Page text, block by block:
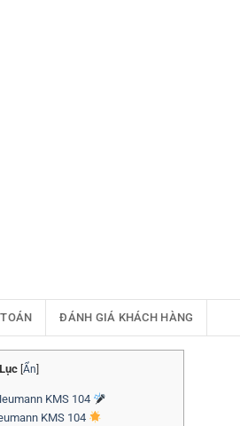
ĐÁNH GIÁ KHÁCH HÀNG
Ẩn
KMS 104
KMS 104